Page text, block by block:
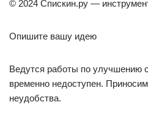
© 2024 Спискин.ру —
Опишите вашу идею
Ведутся работы по улучшению
временно недоступен.
неудобства.